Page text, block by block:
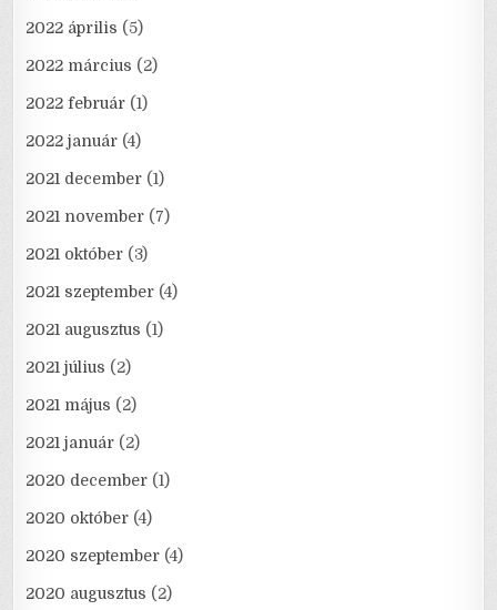
2022 április (5)
2022 március (2)
2022 február (1)
2022 január (4)
2021 december (1)
2021 november (7)
2021 október (3)
2021 szeptember (4)
2021 augusztus (1)
2021 július (2)
2021 május (2)
2021 január (2)
2020 december (1)
2020 október (4)
2020 szeptember (4)
2020 augusztus (2)